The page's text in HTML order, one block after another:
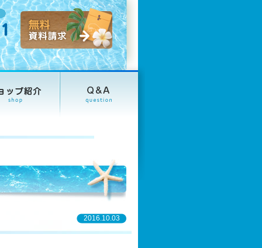
2016.10.03